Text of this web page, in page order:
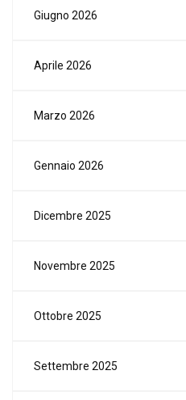
Giugno 2026
Aprile 2026
Marzo 2026
Gennaio 2026
Dicembre 2025
Novembre 2025
Ottobre 2025
Settembre 2025